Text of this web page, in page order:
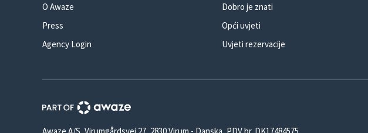
O Awaze
Press
Agency Login
Dobro je znati
Opći uvjeti
Uvjeti rezervacije